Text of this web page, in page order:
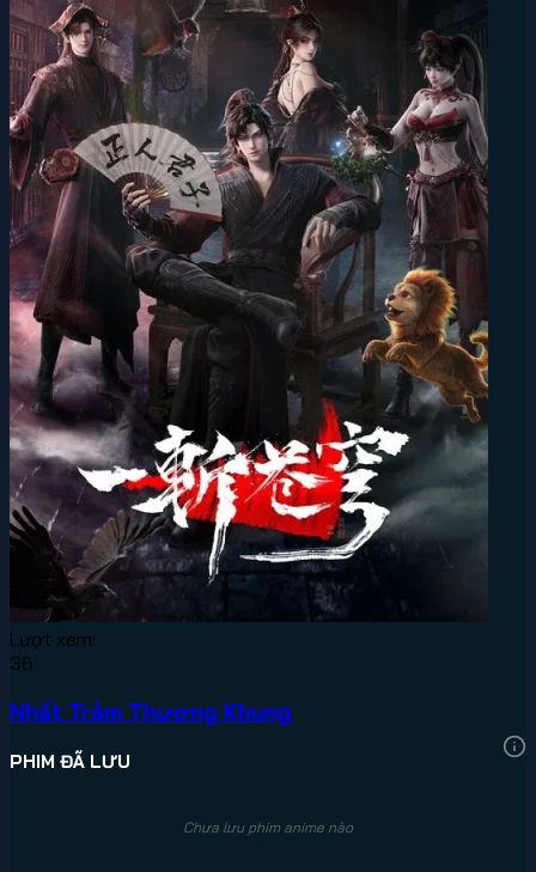
Lượt xem:
36
Nhất Trảm Thương Khung
PHIM ĐÃ LƯU
Chưa lưu phim anime nào